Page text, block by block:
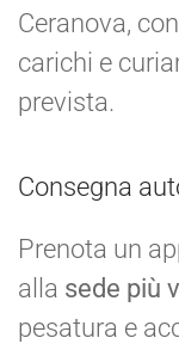
Ceranova,
carichi e
prevista.
Consegna
Prenota un
alla sede più
pesatura e